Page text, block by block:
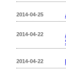
2014-04-25
2014-04-22
2014-04-22